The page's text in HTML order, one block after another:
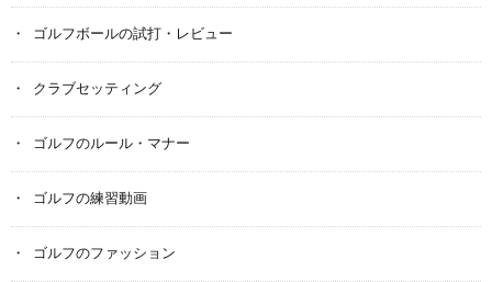
ゴルフボールの試打・レビュー
クラブセッティング
ゴルフのルール・マナー
ゴルフの練習動画
ゴルフのファッション